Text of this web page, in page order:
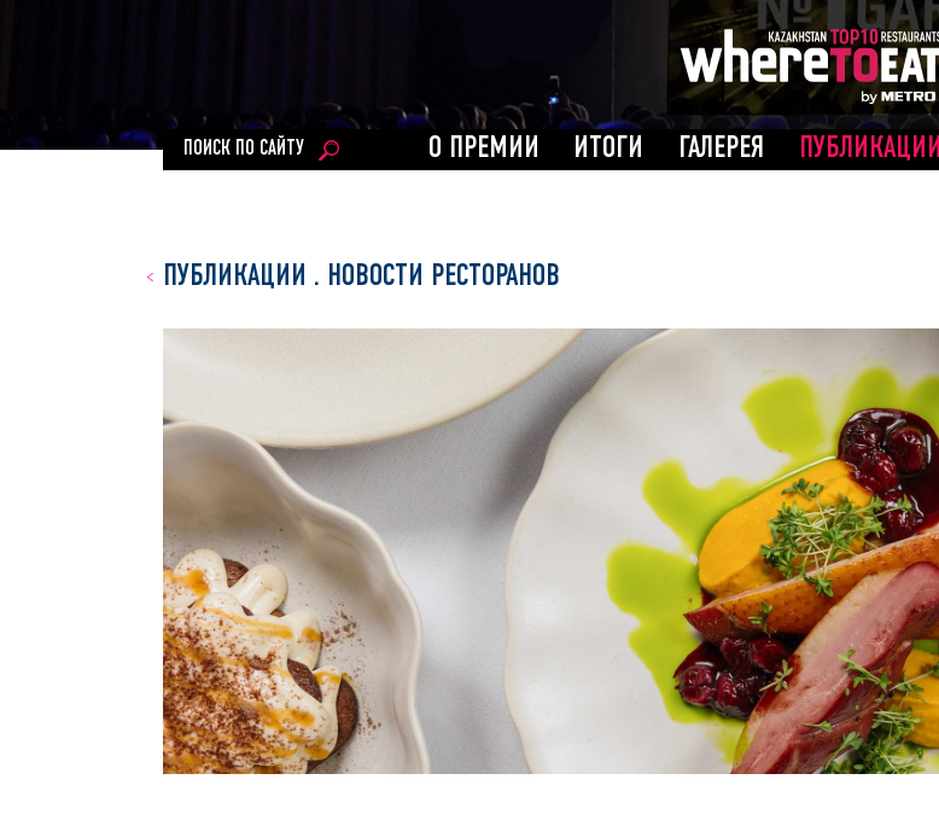
О ПРЕМИИ ИТОГИ ГАЛЕРЕЯ ПУБЛИКАЦИИ
ПОИСК ПО САЙТУ
ПУБЛИКАЦИИ . НОВОСТИ РЕСТОРАНОВ